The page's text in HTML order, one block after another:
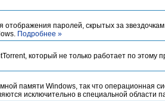
паролей, скрытых за звездочкам
Подробнее »
который не только работает по этому
памяти Windows, так что операционная
исключительно в специальной области